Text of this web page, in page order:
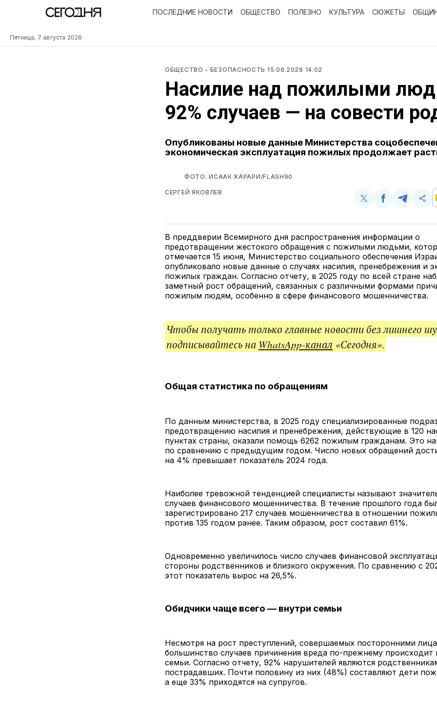
Пятница, 7 августа 2026
ПОСЛЕДНИЕ НОВОСТИ ОБЩЕСТВО ПОЛЕЗНО КУЛЬТУРА СЮЖЕТЫ
ОБЩЕСТВО - БЕЗОПАСНОСТЬ 15.06.2026 14:02
Насилие над пожилыми
92% случаев — на совести
Опубликованы новые данные Министерства
экономическая эксплуатация пожилых продолжает
ФОТО: ИСААК ХАРАРИ/FLASH90
СЕРГЕЙ ЯКОВЛЕВ
Поделиться
Twitter
Поделиться
FacebookTelegram
В преддверии Всемирного дня распространения информации о
предотвращении жестокого обращения с пожилыми людьми,
отмечается 15 июня, Министерство социального обеспечения
опубликовало новые данные о случаях насилия, пренебрежения и
пожилых граждан. Согласно отчету, в 2025 году по всей стране
заметный рост обращений, связанных с различными формами
пожилым людям, особенно в сфере финансового мошенничества.
Чтобы получать только главные новости без лишнего
подписывайтесь на WhatsApp-канал «Сегодня».
Общая статистика по обращениям
По данным министерства, в 2025 году специализированные
предотвращению насилия и пренебрежения, действующие в 120
пунктах страны, оказали помощь 6262 пожилым гражданам. Это
по сравнению с предыдущим годом. Число новых обращений
на 4% превышает показатель 2024 года.
Наиболее тревожной тенденцией специалисты называют
случаев финансового мошенничества. В течение прошлого года
зарегистрировано 217 случаев мошенничества в отношении
против 135 годом ранее. Таким образом, рост составил 61%.
Одновременно увеличилось число случаев финансовой
стороны родственников и близкого окружения. По сравнению с
этот показатель вырос на 26,5%.
Обидчики чаще всего — внутри семьи
Несмотря на рост преступлений, совершаемых посторонними
большинство случаев причинения вреда по-прежнему происходит
семьи. Согласно отчету, 92% нарушителей являются
пострадавших. Почти половину из них (48%) составляют дети
а еще 33% приходятся на супругов.